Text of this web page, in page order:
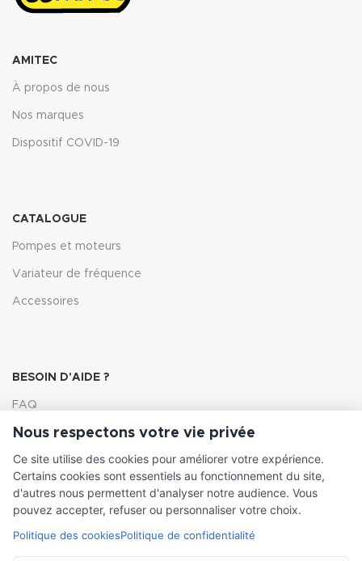
AMITEC
À propos de nous
Nos marques
Dispositif COVID-19
CATALOGUE
Pompes et moteurs
Variateur de fréquence
Accessoires
BESOIN D'AIDE ?
FAQ
Lexique
Comment choisir ma pompe
INFORMATIONS LÉGALES
Nous respectons votre vie privée
Ce site utilise des cookies pour améliorer votre expérience.
Certains cookies sont essentiels au fonctionnement du site,
d'autres nous permettent d'analyser notre audience. Vous
pouvez accepter, refuser ou personnaliser votre choix.
Politique des cookiesPolitique de confidentialité